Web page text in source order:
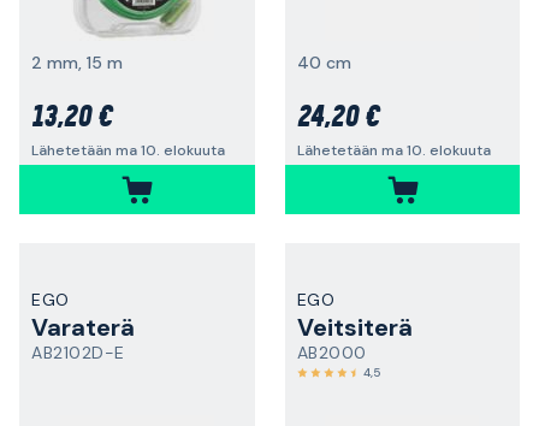
2 mm, 15 m
13,20 €
Lähetetään ma 10. elokuuta
40 cm
24,20 €
Lähetetään ma 10. elokuuta
EGO
Varaterä
AB2102D-E
EGO
Veitsiterä
AB2000
4,5